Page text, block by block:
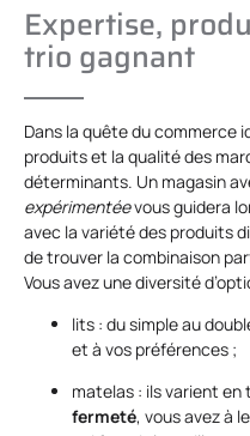
Expertise,
trio gagnant
Dans la quête du commerce
produits et la qualité des
déterminants. Un magasin
expérimentéevous guidera
avec la variété des produits
de trouver la combinaison
Vous avez une diversité
lits : du simple au
et à vos préférences ;
matelas : ils varient en
fermeté, vous avez à